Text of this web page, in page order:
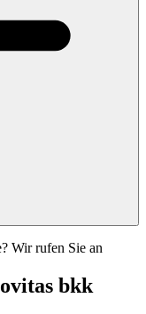
Wir rufen Sie an
bkk